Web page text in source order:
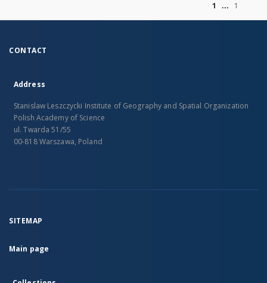
1
1
CONTACT
Address
Stanislaw Leszczycki Institute of Geography and Spatial Organization
Polish Academy of Science
ul. Twarda 51/55
00-818 Warszawa, Poland
SITEMAP
Main page